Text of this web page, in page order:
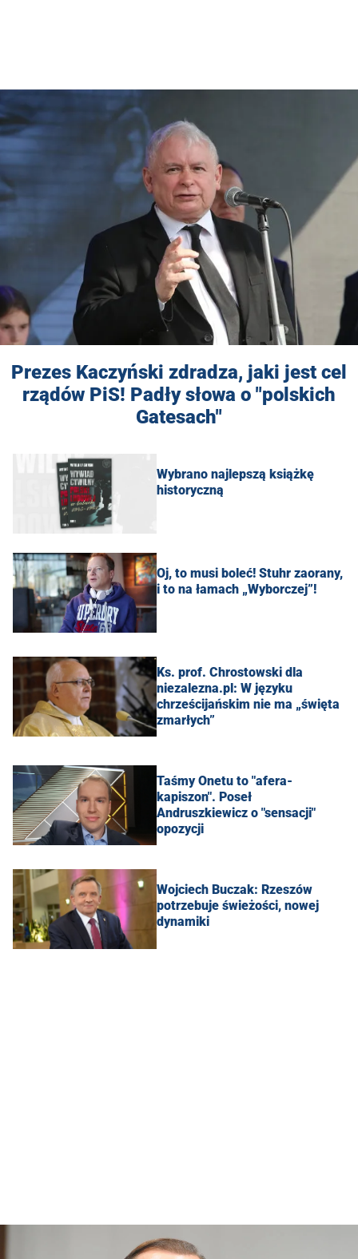
Prezes Kaczyński zdradza, jaki jest cel
rządów PiS! Padły słowa o "polskich
Gatesach"
Wybrano najlepszą książkę
historyczną
Oj, to musi boleć! Stuhr zaorany,
i to na łamach „Wyborczej”!
Ks. prof. Chrostowski dla
niezalezna.pl: W języku
chrześcijańskim nie ma „święta
zmarłych”
Taśmy Onetu to "afera-
kapiszon". Poseł
Andruszkiewicz o "sensacji"
opozycji
Wojciech Buczak: Rzeszów
potrzebuje świeżości, nowej
dynamiki